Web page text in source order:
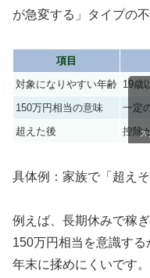
が急変する」タイプの
項目
対象になりやすい年齢 19歳
150万円相当の意味
一定
超えた後
控除ス
具体例：家族で「超え
例えば、長期休みで稼
150万円相当を意識する
年末に揉めにくいです。